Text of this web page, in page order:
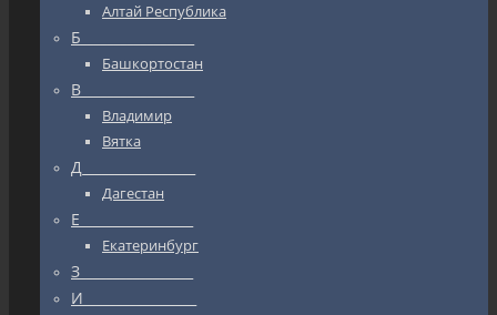
Алтай Республика
Б_________________
Башкортостан
В_________________
Владимир
Вятка
Д_________________
Дагестан
Е_________________
Екатеринбург
З_________________
И_________________